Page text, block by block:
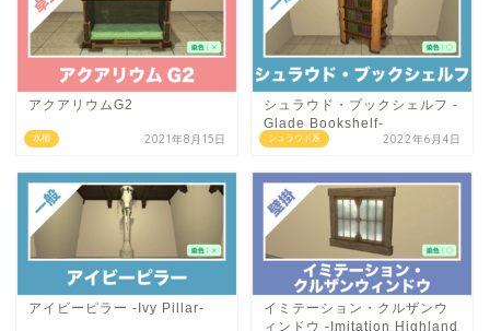
水槽
アクアリウムG2
2021年8月15日 シュラウド系
シュラウド・ブックシェルフ -
Glade Bookshelf-
2022年6月4日
アイビーピラー -Ivy Pillar-
イミテーション・クルザンウ
ィンドウ -Imitation Highland